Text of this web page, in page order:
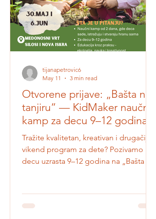
učitelje, nastavnike, stručne saradnike i
sve prak
Otvorene prijave: „Bašta na
tanjiru“ — KidMaker naučni
kamp za decu 9–12 godina
Tražite kvalitetan, kreativan i drugačiji
vikend program za dete? Pozivamo
dvodnevni STEM program koji
May 11
3 min read